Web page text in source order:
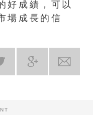
好成績，可以
場成長的信